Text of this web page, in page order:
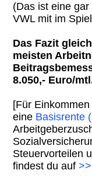
(Das ist eine
VWL mit im
Das Fazit
meisten
8.050,- Euro/
[Für
eine Basisrente
Steuervorteilen
findest du auf